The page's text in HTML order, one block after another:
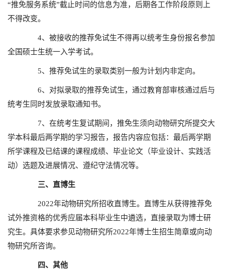
“推免服务系统”截止时间的信息为准，后期各工作阶段原则上
不得改变。
4、被接收的推荐免试生不得再以统考生身份报名参加
全国硕士生统一入学考试。
5、推荐免试生的录取类别一般为计划内非定向。
6、对拟录取的推荐免试生，通过教育部审核通过后与
统考生同时发放录取通知书。
7、在统考生复试期间，推免生须向动物研究所提交大
学本科最后两学期的学习报告，报告内容应包括：最后两学期
所学课程及已结课的课程成绩、毕业论文（毕业设计、实践活
动）选题及进展情况、遵纪守法情况等。
三、直博生
2022年动物研究所招收直博生。直博生从获得推荐免
试外推资格的优秀应届本科毕业生中遴选，直接录取为博士研
究生。具体要求参见动物研究所2022年博士生招生简章或向动
物研究所咨询。
四、其他